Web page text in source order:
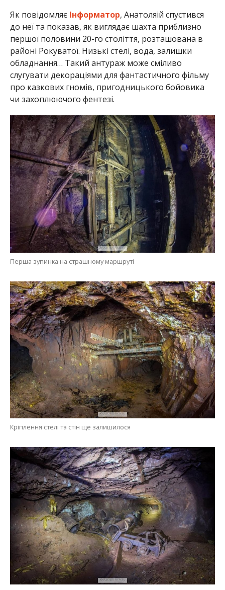
Як повідомляєІнформатор, Анатоляій спустився
до неї та показав, як виглядає шахта приблизно
першої половини 20-го століття, розташована в
районі Рокуватої. Низькі стелі, вода, залишки
обладнання… Такий антураж може сміливо
слугувати декораціями для фантастичного фільму
про казкових гномів, пригодницького бойовика
чи захоплюючого фентезі.
Перша зупинка на страшному маршруті
Кріплення стелі та стін ще залишилося